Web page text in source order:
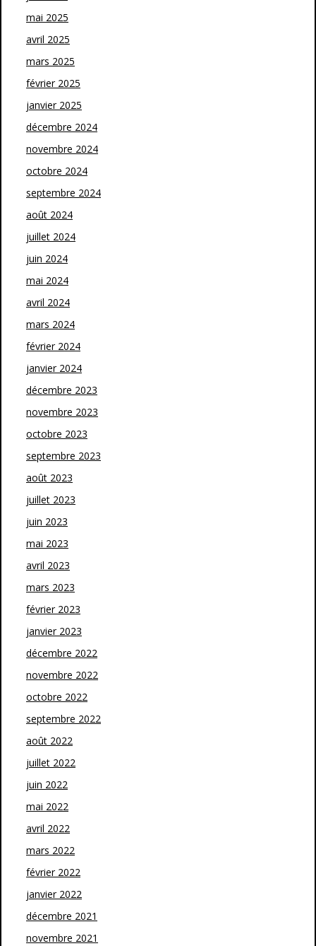
mai 2025
avril 2025
mars 2025
février 2025
janvier 2025
décembre 2024
novembre 2024
octobre 2024
septembre 2024
août 2024
juillet 2024
juin 2024
mai 2024
avril 2024
mars 2024
février 2024
janvier 2024
décembre 2023
novembre 2023
octobre 2023
septembre 2023
août 2023
juillet 2023
juin 2023
mai 2023
avril 2023
mars 2023
février 2023
janvier 2023
décembre 2022
novembre 2022
octobre 2022
septembre 2022
août 2022
juillet 2022
juin 2022
mai 2022
avril 2022
mars 2022
février 2022
janvier 2022
décembre 2021
novembre 2021